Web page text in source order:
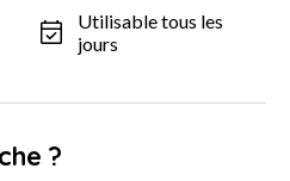
Utilisable tous les
jours
?